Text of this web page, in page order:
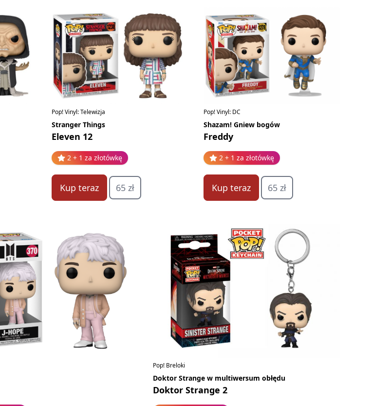
Pop! Vinyl: Telewizja
Stranger Things
Eleven 12
2 + 1 za złotówkę
Kup teraz 65 zł
Pop! Vinyl: DC
Shazam! Gniew bogów
Freddy
2 + 1 za złotówkę
Kup teraz 65 zł
Pop! Breloki
Doktor Strange w multiwersum obłędu
Doktor Strange 2